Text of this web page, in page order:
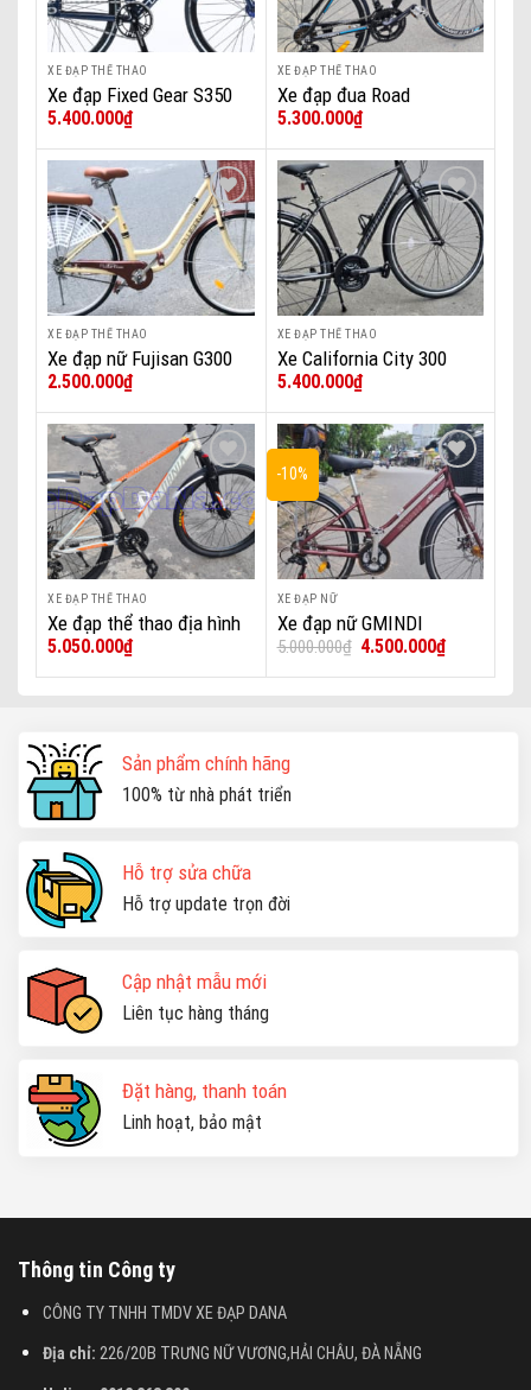
XE ĐẠP THỂ THAO
Xe đạp Fixed Gear S350
DaNa
5.400.000₫
XE ĐẠP THỂ THAO
Xe đạp đua Road
California R2000 – 2022
5.300.000₫
Add to wishlist
XE ĐẠP THỂ THAO
Xe đạp nữ Fujisan G300
DaNa
2.500.000₫
Add to wishlist
XE ĐẠP THỂ THAO
Xe California City 300
DaNa
5.400.000₫
Add to wishlist
XE ĐẠP THỂ THAO
Xe đạp thể thao địa hình
thể thao California 260cc
26inch Khung Nhôm Đề
5.050.000₫
-10%
Add to wishlist
XE ĐẠP NỮ
Xe đạp nữ GMINDI
5.000.000₫ Giá
là:
4.500.000₫Giá
hiện
tại
Sản phẩm chính hãng
100% từ nhà phát triển
Hỗ trợ sửa chữa
Hỗ trợ update trọn đời
Cập nhật mẫu mới
Liên tục hàng tháng
Đặt hàng, thanh toán
Linh hoạt, bảo mật
Thông tin Công ty
CÔNG TY TNHH TMDV XE ĐẠP DANA
Địa chỉ: 226/20B TRƯNG NỮ VƯƠNG,HẢI CHÂU, ĐÀ NẴNG